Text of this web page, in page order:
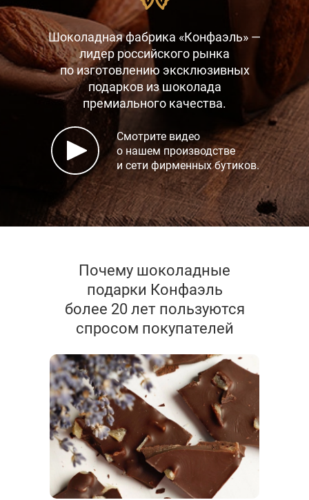
Шоколадная фабрика «Конфаэль» —
лидер российского рынка
по изготовлению эксклюзивных
подарков из шоколада
премиального качества.
Смотрите видео
о нашем производстве
и сети фирменных бутиков.
Почему шоколадные
подарки Конфаэль
более 20 лет пользуются
спросом покупателей